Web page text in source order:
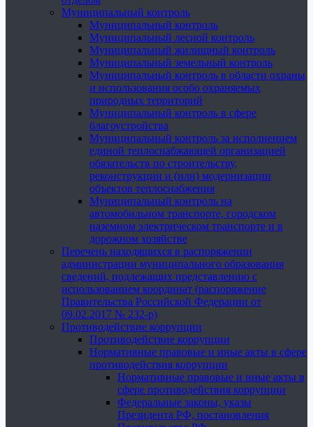
Муниципальный контроль
Муниципальный контроль
Муниципальный лесной контроль
Муниципальный жилищный контроль
Муниципальный земельный контроль
Муниципальный контроль в области охраны
и использования особо охраняемых
природных территорий
Муниципальный контроль в сфере
благоустройства
Муниципальный контроль за исполнением
единой теплоснабжающей организацией
обязательств по строительству,
реконструкции и (или) модернизации
объектов теплоснабжения
Муниципальный контроль на
автомобильном транспорте, городском
наземном электрическом транспорте и в
дорожном хозяйстве
Перечень находящихся в распоряжении
администрации муниципального образования
сведений, подлежащих представлению с
использованием координат (распоряжение
Правительства Российской Федерации от
09.02.2017 № 232-р)
Противодействие коррупции
Противодействие коррупции
Нормативные правовые и иные акты в сфере
противодействия коррупции
Нормативные правовые и иные акты в
сфере противодействия коррупции
Федеральные законы, указы
Президента РФ, постановления